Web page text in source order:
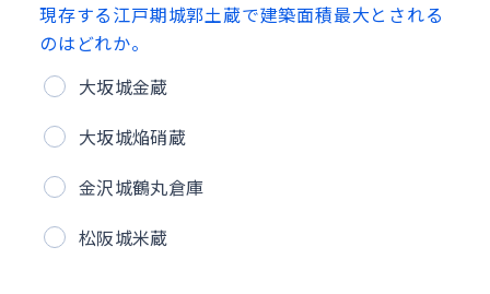
現存する江戸期城郭土蔵で建築面積最大とされる
のはどれか。
大坂城金蔵
大坂城焔硝蔵
金沢城鶴丸倉庫
松阪城米蔵